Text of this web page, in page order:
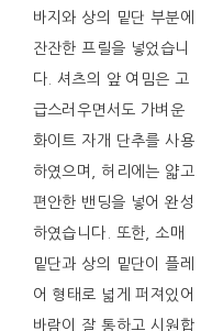
바지와 상의 밑단 부분에
잔잔한 프릴을 넣었습니
다. 셔츠의 앞 여밈은 고
급스러우면서도 가벼운
화이트 자개 단추를 사용
하였으며, 허리에는 얇고
편안한 밴딩을 넣어 완성
하였습니다. 또한, 소매
밑단과 상의 밑단이 플레
어 형태로 넓게 퍼져있어
바람이 잘 통하고 시원합